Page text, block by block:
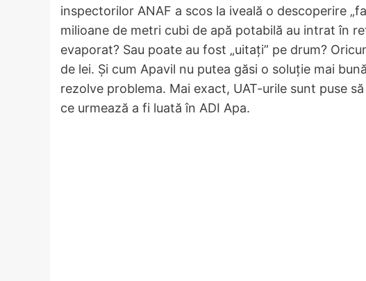
inspectorilor ANAF a scos la iveală o descoperire
milioane de metri cubi de apă potabilă au intrat în
evaporat? Sau poate au fost „uitați” pe drum?
de lei. Și cum Apavil nu putea găsi o soluție mai
rezolve problema. Mai exact, UAT-urile sunt puse
ce urmează a fi luată în ADI Apa.